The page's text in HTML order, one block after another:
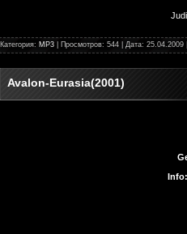
Категория: MP3 | Просмотров: 544 | Дата: 25.04.2009
Avalon-Eurasia(2001)
Info: